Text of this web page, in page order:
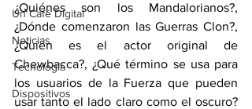
Un Café Digital
Noticias
Tecnología
Dispositivos
¿Quiénes son los Mandalorianos?,
¿Dónde comenzaron las Guerras Clon?,
¿Quién es el actor original de
Chewbacca?, ¿Qué término se usa para
los usuarios de la Fuerza que pueden
usar tanto el lado claro como el oscuro?